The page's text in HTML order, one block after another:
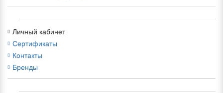
Личный кабинет
Сертификаты
Контакты
Бренды